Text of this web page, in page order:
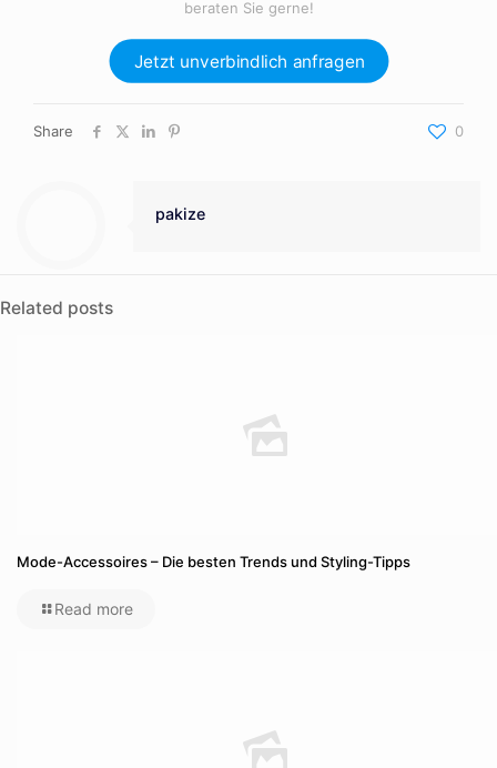
beraten Sie gerne!
Jetzt unverbindlich anfragen
Share 0
pakize
Related posts
Mode-Accessoires – Die besten Trends und Styling-Tipps
Read more